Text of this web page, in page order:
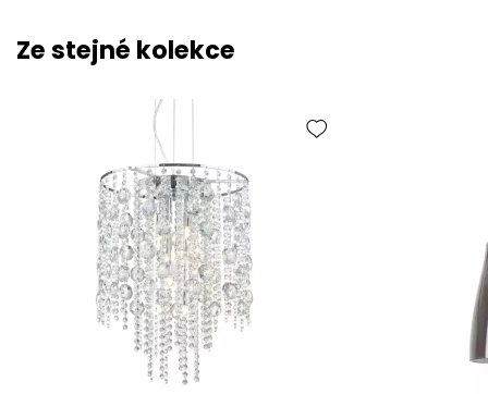
Ze stejné kolekce